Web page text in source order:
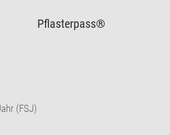
(FSJ)
Pflasterpass®